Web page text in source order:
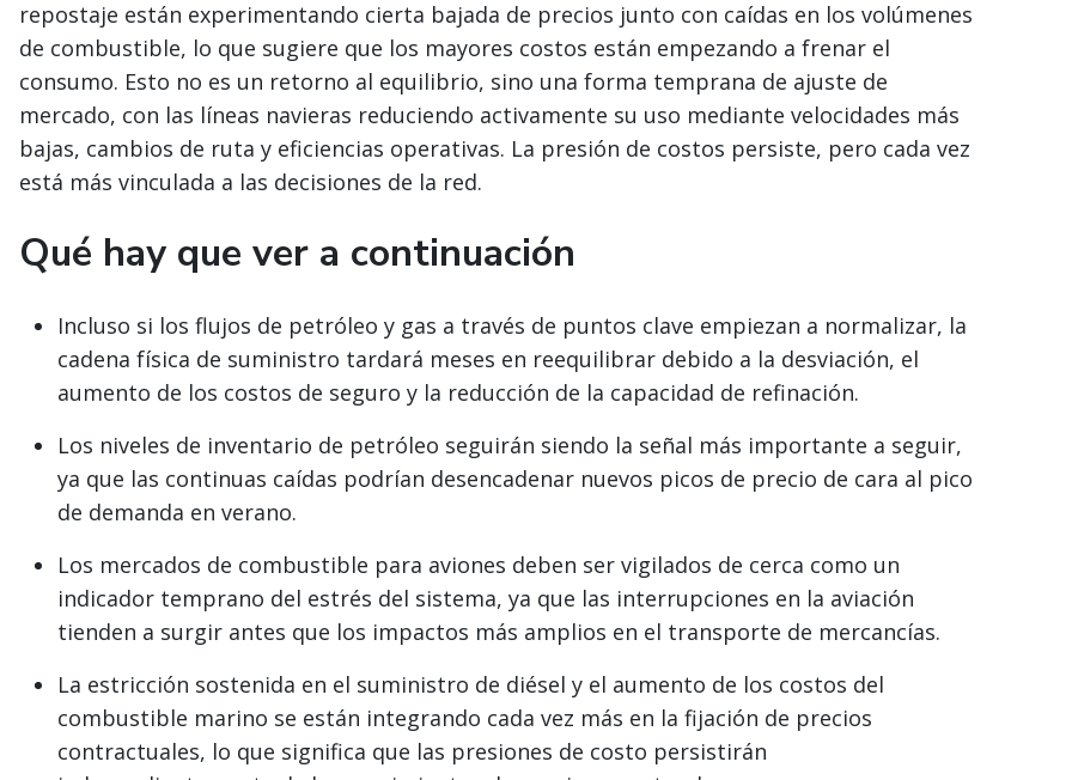
repostaje están experimentando cierta bajada de precios junto con caídas en los volúmenes
de combustible, lo que sugiere que los mayores costos están empezando a frenar el
consumo. Esto no es un retorno al equilibrio, sino una forma temprana de ajuste de
mercado, con las líneas navieras reduciendo activamente su uso mediante velocidades más
bajas, cambios de ruta y eficiencias operativas. La presión de costos persiste, pero cada vez
está más vinculada a las decisiones de la red.
Qué hay que ver a continuación
Incluso si los flujos de petróleo y gas a través de puntos clave empiezan a normalizar, la
cadena física de suministro tardará meses en reequilibrar debido a la desviación, el
aumento de los costos de seguro y la reducción de la capacidad de refinación.
Los niveles de inventario de petróleo seguirán siendo la señal más importante a seguir,
ya que las continuas caídas podrían desencadenar nuevos picos de precio de cara al pico
de demanda en verano.
Los mercados de combustible para aviones deben ser vigilados de cerca como un
indicador temprano del estrés del sistema, ya que las interrupciones en la aviación
tienden a surgir antes que los impactos más amplios en el transporte de mercancías.
La estricción sostenida en el suministro de diésel y el aumento de los costos del
combustible marino se están integrando cada vez más en la fijación de precios
contractuales, lo que significa que las presiones de costo persistirán